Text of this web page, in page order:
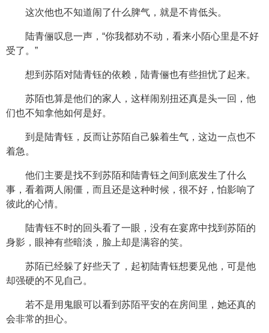
这次他也不知道闹了什么脾气，就是不肯低头。
陆青俪叹息一声，“你我都劝不动，看来小陌心里是不好
受了。”
想到苏陌对陆青钰的依赖，陆青俪也有些担忧了起来。
苏陌也算是他们的家人，这样闹别扭还真是头一回，他
们也不知拿他如何是好。
到是陆青钰，反而让苏陌自己躲着生气，这边一点也不
着急。
他们主要是找不到苏陌和陆青钰之间到底发生了什么
事，看着两人闹僵，而且还是这种时候，很不好，怕影响了
彼此的心情。
陆青钰不时的回头看了一眼，没有在宴席中找到苏陌的
身影，眼神有些暗淡，脸上却是满容的笑。
苏陌已经躲了好些天了，起初陆青钰想要见他，可是他
却强硬的不见自己。
若不是用鬼眼可以看到苏陌平安的在房间里，她还真的
会非常的担心。